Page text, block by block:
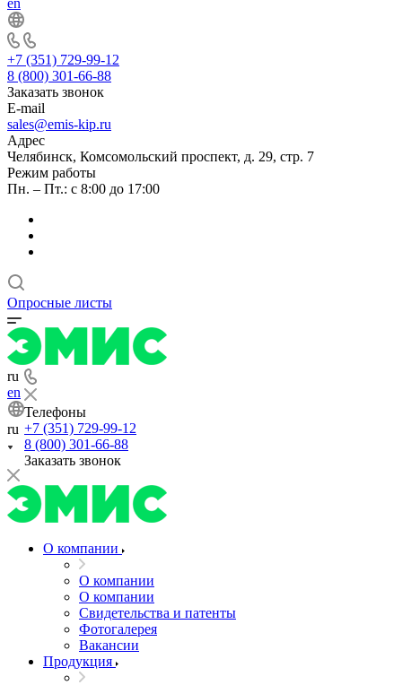
en
+7 (351) 729-99-12
8 (800) 301-66-88
Заказать звонок
E-mail
sales@emis-kip.ru
Адрес
Челябинск, Комсомольский проспект, д. 29, стр. 7
Режим работы
Пн. – Пт.: с 8:00 до 17:00
Опросные листы
ru
en
ru
Телефоны
+7 (351) 729-99-12
8 (800) 301-66-88
Заказать звонок
О компании
О компании
О компании
Свидетельства и патенты
Фотогалерея
Вакансии
Продукция